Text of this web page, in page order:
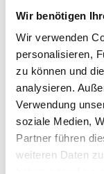
Wir benötigen
Wir verwenden
personalisieren,
zu können und
analysieren.
Verwendung
soziale Medien,
Partner führen
weiteren Daten